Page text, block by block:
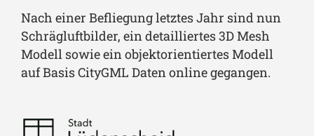
Nach einer Befliegung letztes Jahr sind nun
Schrägluftbilder, ein detailliertes 3D Mesh
Modell sowie ein objektorientiertes Modell
auf Basis CityGML Daten online gegangen.